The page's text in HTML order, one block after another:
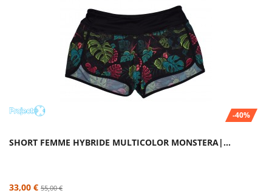
-40%
SHORT FEMME HYBRIDE MULTICOLOR MONSTERA|...
33,00 € 55,00 €